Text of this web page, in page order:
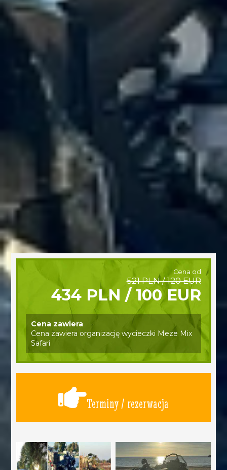
Cena od
521 PLN / 120 EUR
434 PLN / 100 EUR
Cena zawiera
Cena zawiera organizację wycieczki Meze Mix
Safari
Terminy / rezerwacja